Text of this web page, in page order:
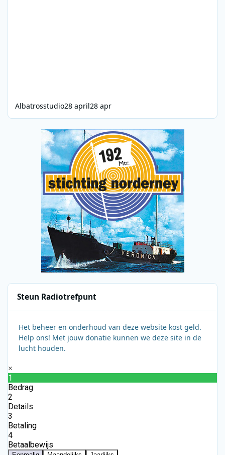
Albatrosstudio28 april28 apr
Steun Radiotrefpunt
Het beheer en onderhoud van deze website kost geld.
Help ons! Met jouw donatie kunnen we deze site in de
lucht houden.